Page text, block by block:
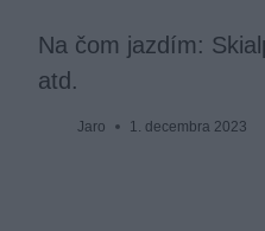
Na čom jazdím:
atd.
Jaro 1. decembra 2023